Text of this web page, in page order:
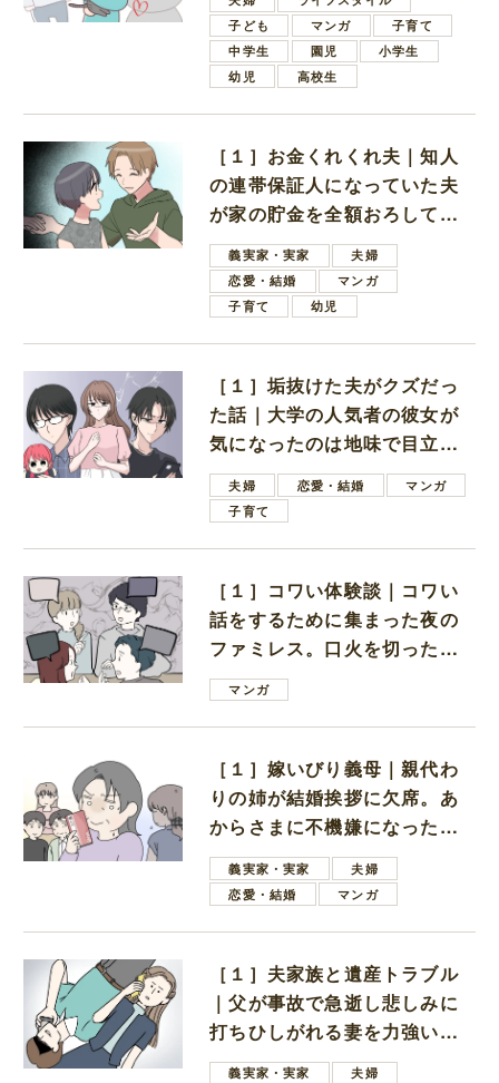
子ども
マンガ
子育て
中学生
園児
小学生
幼児
高校生
［１］お金くれくれ夫｜知人
の連帯保証人になっていた夫
が家の貯金を全額おろしてほ
しいと言ってきた
義実家・実家
夫婦
恋愛・結婚
マンガ
子育て
幼児
［１］垢抜けた夫がクズだっ
た話｜大学の人気者の彼女が
気になったのは地味で目立た
ない男子学生
夫婦 恋愛・結婚
マンガ
子育て
［１］コワい体験談｜コワい
話をするために集まった夜の
ファミレス。口火を切ったの
は電車好きの男の子ママ
マンガ
［１］嫁いびり義母｜親代わ
りの姉が結婚挨拶に欠席。あ
からさまに不機嫌になった義
母義実家・実家
夫婦
恋愛・結婚
マンガ
［１］夫家族と遺産トラブル
｜父が事故で急逝し悲しみに
打ちひしがれる妻を力強い言
葉で励ます夫
義実家・実家
夫婦